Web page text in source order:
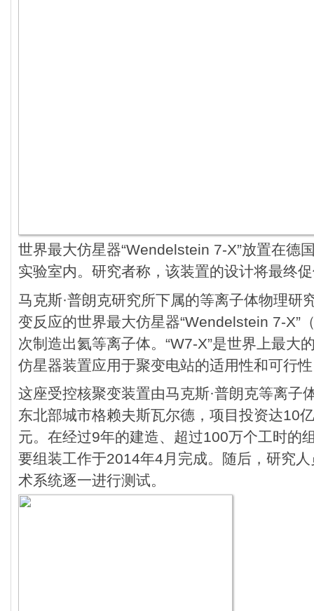
世界最大仿星器“Wendelstein 7-X”放置在德
实验室内。研究者称，该装置的设计将最终
马克斯·普朗克研究所下属的等离子体物理研
变反应的世界最大仿星器“Wendelstein 7-X”
次制造出氦等离子体。“W7-X”是世界上最大
仿星器装置应用于聚变电站的适用性和可行
这座受控核聚变装置由马克斯·普朗克等离子
东北部城市格赖夫斯瓦尔德，项目投资达10
元。在经过9年的建造、超过100万个工时的
要组装工作于2014年4月完成。随后，研究
术系统逐一进行测试。